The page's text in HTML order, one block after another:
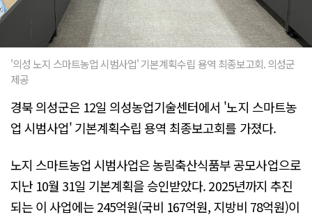
'의성 노지 스마트농업 시범사업' 기본계획수립 용역 최종보고회. 의성군
제공
경북 의성군은 12일 의성농업기술센터에서 '노지 스마트농
업 시범사업' 기본계획수립 용역 최종보고회를 가졌다.
노지 스마트농업 시범사업은 농림축산식품부 공모사업으로
지난 10월 31일 기본계획을 승인받았다. 2025년까지 추진
되는 이 사업에는 245억원(국비 167억원, 지방비 78억원)이